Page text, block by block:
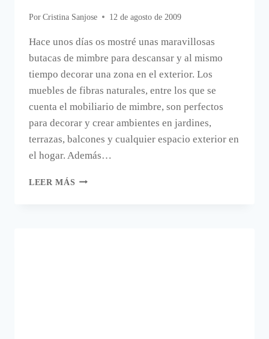
Por Cristina Sanjose 12 de agosto de 2009
Hace unos días os mostré unas maravillosas
butacas de mimbre para descansar y al mismo
tiempo decorar una zona en el exterior. Los
muebles de fibras naturales, entre los que se
cuenta el mobiliario de mimbre, son perfectos
para decorar y crear ambientes en jardines,
terrazas, balcones y cualquier espacio exterior en
el hogar. Además…
LEER MÁS RECOMENDACIONES